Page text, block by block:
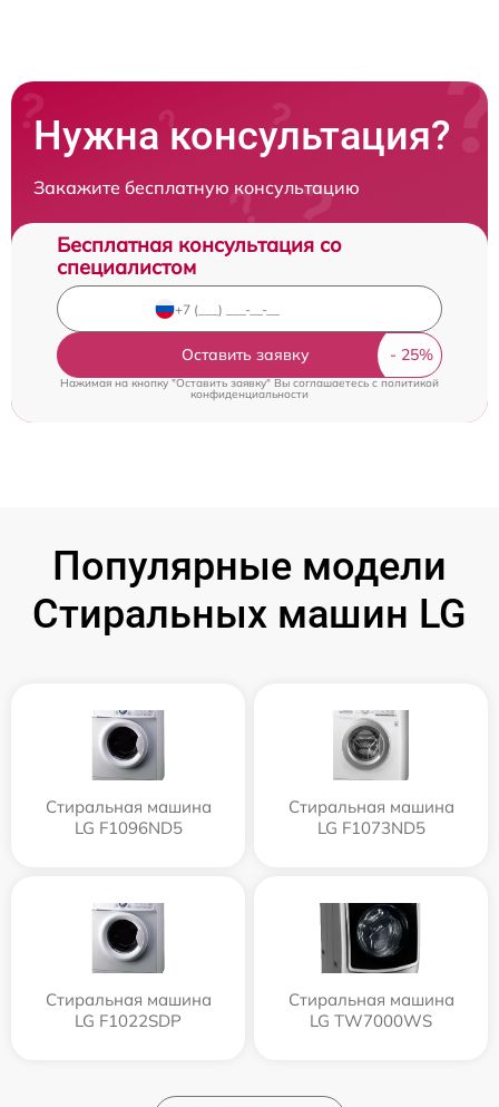
Нужна консультация?
Закажите бесплатную консультацию
Бесплатная консультация со
специалистом
Оставить заявку
Нажимая на кнопку "Оставить заявку" Вы соглашаетесь cполитикой
конфиденциальности
Популярные модели
Стиральных машин LG
Стиральная машина
LG F1096ND5
Стиральная машина
LG F1073ND5
Стиральная машина
LG F1022SDP
Стиральная машина
LG TW7000WS